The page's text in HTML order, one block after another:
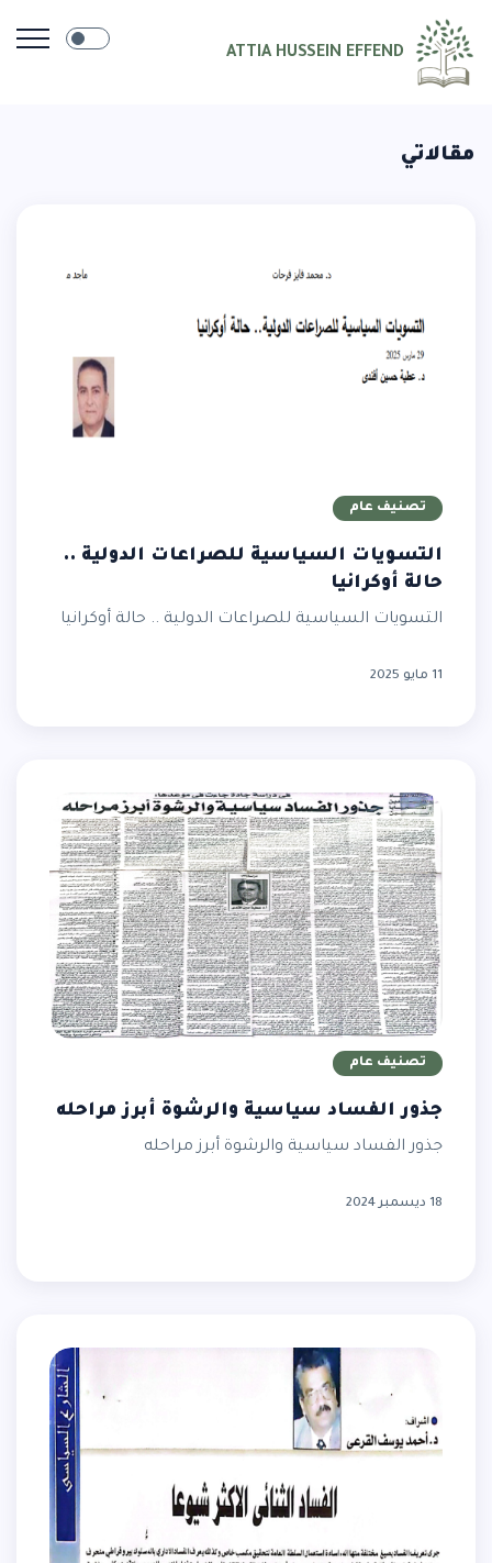
ATTIA HUSSEIN EFFEND
مقالاتي
تصنيف عام
التسويات السياسية للصراعات الدولية ..
حالة أوكرانيا
التسويات السياسية للصراعات الدولية .. حالة أوكرانيا
11 مايو 2025
تصنيف عام
جذور الفساد سياسية والرشوة أبرز مراحله
جذور الفساد سياسية والرشوة أبرز مراحله
18 ديسمبر 2024